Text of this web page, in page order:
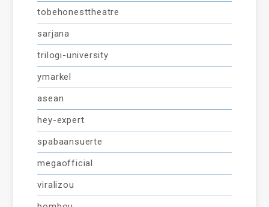
tobehonesttheatre
sarjana
trilogi-university
ymarkel
asean
hey-expert
spabaansuerte
megaofficial
viralizou